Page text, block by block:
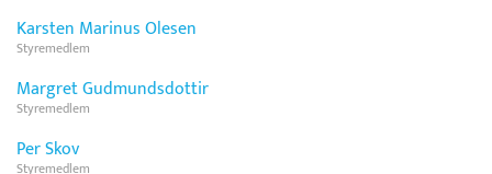
Karsten Marinus Olesen
Styremedlem
Margret Gudmundsdottir
Styremedlem
Per Skov
Styremedlem